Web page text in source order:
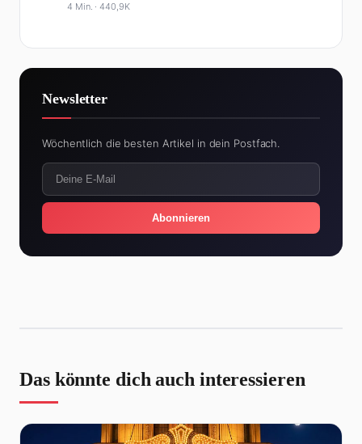
4 Min. ·440,9K
Newsletter
Wöchentlich die besten Artikel in dein Postfach.
Abonnieren
Das könnte dich auch interessieren